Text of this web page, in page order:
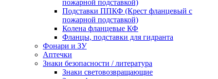
пожарной подставкой)
Подставки ППКФ (Крест фланцевый с
пожарной подставкой)
Колена фланцевые КФ
Фланцы, подставки для гидранта
Фонари и ЗУ
Аптечки
Знаки безопасности / литература
Знаки световозвращающие